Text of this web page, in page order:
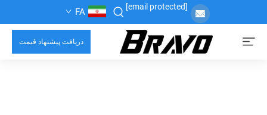
[email protected]
FA
دریافت پیشنهاد قیمت